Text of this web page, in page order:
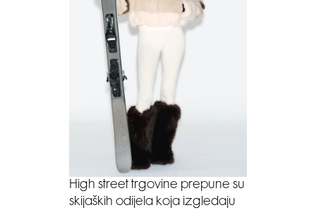
High street trgovine prepune su
skijaških odijela koja izgledaju